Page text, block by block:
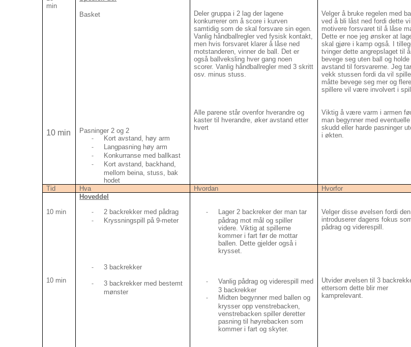
min
10 min
Basket
Pasninger 2 og 2
- Kort avstand, høy arm
- Langpasning høy arm
- Konkurranse med ballkast
-
Kort avstand, backhand,
mellom beina, stuss, bak
hodet
Deler gruppa i 2 lag der lagene
konkurrerer om å score i kurven
samtidig som de skal forsvare sin egen.
Vanlig håndballregler ved fysisk kontakt,
men hvis forsvaret klarer å låse ned
motstanderen, vinner de ball. Det er
også ballveksling hver gang noen
scorer. Vanlig håndballregler med 3 skritt
osv. minus stuss.
Alle parene står ovenfor hverandre og
kaster til hverandre, øker avstand etter
hvert
Velger å bruke regelen med
ved å bli låst ned fordi dette
motivere forsvaret til å låse
Dette er noe jeg ønsker at
skal gjøre i kamp også. I
tvinger dette angrepslaget til å
bevege seg uten ball og holde
avstand til forsvarerne. Jeg
vekk stussen fordi da vil
måtte bevege seg mer og
spillere vil være involvert i
Viktig å være varm i armen
man begynner med eventuelle
skudd eller harde pasninger
i økten.
Tid Hva Hvordan Hvorfor
10 min
10 min
Hoveddel
- 2 backrekker med pådrag
- Kryssningspill på 9-meter
- 3 backrekker
-
3 backrekker med bestemt
mønster
-
Lager 2 backreker der man tar
pådrag mot mål og spiller
videre. Viktig at spillerne
kommer i fart før de mottar
ballen. Dette gjelder også i
krysset.
-
Vanlig pådrag og viderespill med
3 backrekker
-
Midten begynner med ballen og
krysser opp venstrebacken,
venstrebacken spiller deretter
pasning til høyrebacken som
kommer i fart og skyter.
Velger disse øvelsen fordi den
introduserer dagens fokus
pådrag og viderespill.
Utvider øvelsen til 3
ettersom dette blir mer
kamprelevant.